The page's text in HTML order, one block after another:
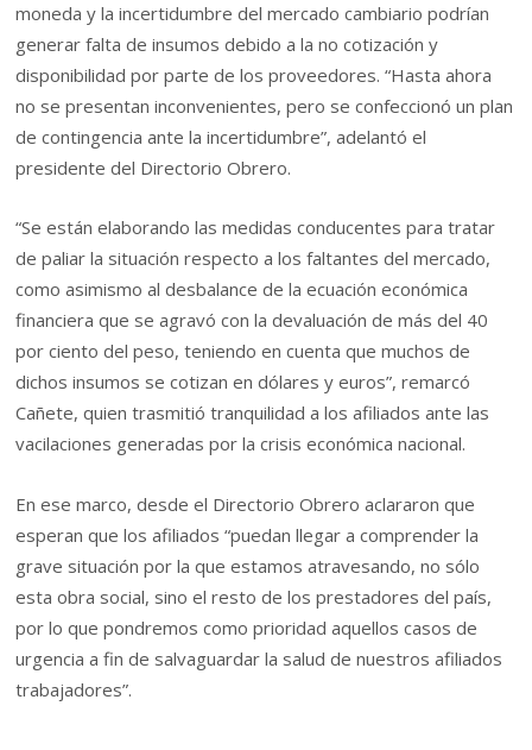
moneda y la incertidumbre del mercado cambiario podrían
generar falta de insumos debido a la no cotización y
disponibilidad por parte de los proveedores. “Hasta ahora
no se presentan inconvenientes, pero se confeccionó un plan
de contingencia ante la incertidumbre”, adelantó el
presidente del Directorio Obrero.
“Se están elaborando las medidas conducentes para tratar
de paliar la situación respecto a los faltantes del mercado,
como asimismo al desbalance de la ecuación económica
financiera que se agravó con la devaluación de más del 40
por ciento del peso, teniendo en cuenta que muchos de
dichos insumos se cotizan en dólares y euros”, remarcó
Cañete, quien trasmitió tranquilidad a los afiliados ante las
vacilaciones generadas por la crisis económica nacional.
En ese marco, desde el Directorio Obrero aclararon que
esperan que los afiliados “puedan llegar a comprender la
grave situación por la que estamos atravesando, no sólo
esta obra social, sino el resto de los prestadores del país,
por lo que pondremos como prioridad aquellos casos de
urgencia a fin de salvaguardar la salud de nuestros afiliados
trabajadores”.